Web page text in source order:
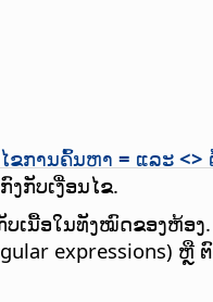
ຂການຄົ້ນຫາ = ແລະ <>
ກັບເງື່ອນໄຂ.
ເນື້ອໃນທັງໝົດຂອງຫ້ອງ
expressions) ຫຼື